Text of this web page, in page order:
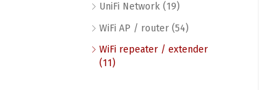
UniFi Network (19)
WiFi AP / router (54)
WiFi repeater / extender
(11)